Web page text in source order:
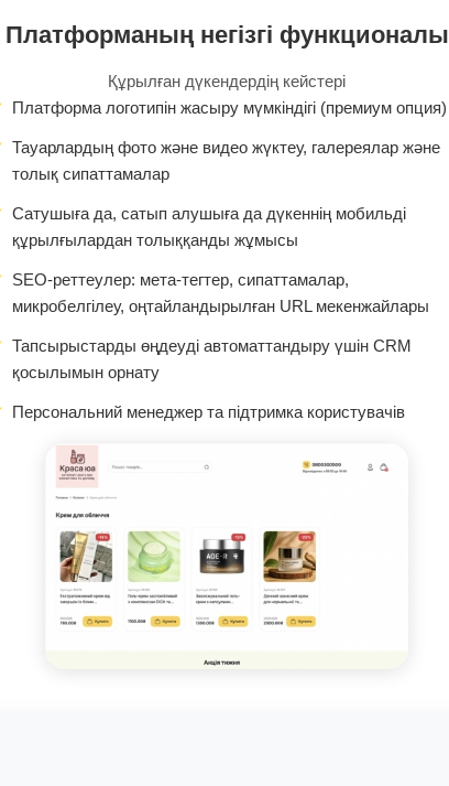
Платформаның негізгі функционалы
Құрылған дүкендердің кейстері
Платформа логотипін жасыру мүмкіндігі (премиум опция)
Тауарлардың фото және видео жүктеу, галереялар және
толық сипаттамалар
Сатушыға да, сатып алушыға да дүкеннің мобильді
құрылғылардан толыққанды жұмысы
SEO-реттеулер: мета-тегтер, сипаттамалар,
микробелгілеу, оңтайландырылған URL мекенжайлары
Тапсырыстарды өңдеуді автоматтандыру үшін CRM
қосылымын орнату
Персональний менеджер та підтримка користувачів